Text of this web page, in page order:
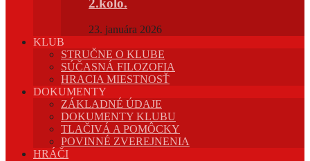
23. januára 2026
KLUB
STRUČNE O KLUBE
SÚČASNÁ FILOZOFIA
HRACIA MIESTNOSŤ
DOKUMENTY
ZÁKLADNÉ ÚDAJE
DOKUMENTY KLUBU
TLAČIVÁ A POMÔCKY
POVINNÉ ZVEREJNENIA
HRÁČI